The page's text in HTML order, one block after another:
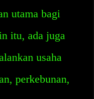
utama bagi
itu, ada juga
usaha
perkebunan,